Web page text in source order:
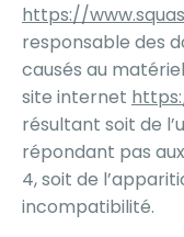
https://
responsable des
causés au
site internet
résultant soit de
répondant pas
4, soit de
incompatibilité.